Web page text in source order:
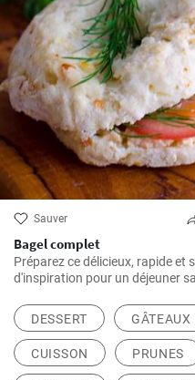
Sauver
Bagel complet
Préparez ce délicieux, rapide et
d'inspiration pour un déjeuner
DESSERT GÂTEAUX
CUISSON PRUNES